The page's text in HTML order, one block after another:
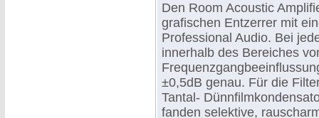
Den Room Acoustic
grafischen Entzerrer mit
Professional Audio. Bei
innerhalb des Bereiches
±0,5dB genau. Für die
Tantal-
fanden selektive,